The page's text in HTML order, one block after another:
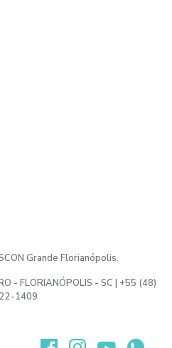
Grande Florianópolis.
- FLORIANÓPOLIS - SC | +55 (48)
1409